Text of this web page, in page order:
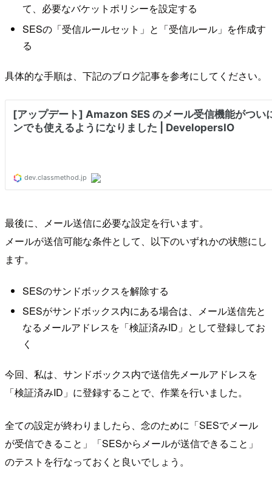
て、必要なバケットポリシーを設定する
SESの「受信ルールセット」と「受信ルール」を作成す
る
具体的な手順は、下記のブログ記事を参考にしてください。
最後に、メール送信に必要な設定を行います。
メールが送信可能な条件として、以下のいずれかの状態にし
ます。
SESのサンドボックスを解除する
SESがサンドボックス内にある場合は、メール送信先と
なるメールアドレスを「検証済みID」として登録してお
く
今回、私は、サンドボックス内で送信先メールアドレスを
「検証済みID」に登録することで、作業を行いました。
全ての設定が終わりましたら、念のために「SESでメール
が受信できること」「SESからメールが送信できること」
のテストを行なっておくと良いでしょう。